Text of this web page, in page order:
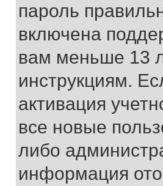
пароль
включена
вам меньше 13
инструкциям.
активация
все новые
либо
информация